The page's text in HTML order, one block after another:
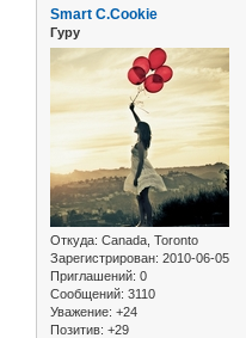
Smart C.Cookie
Гуру
Откуда: Canada, Toronto
Зарегистрирован: 2010-06-05
Приглашений: 0
Сообщений: 3110
Уважение: +24
Позитив: +29